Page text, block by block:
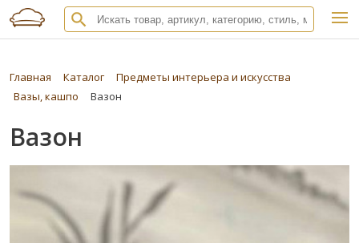
Главная Каталог
Предметы интерьера и искусства
Вазы, кашпо
Вазон
Вазон